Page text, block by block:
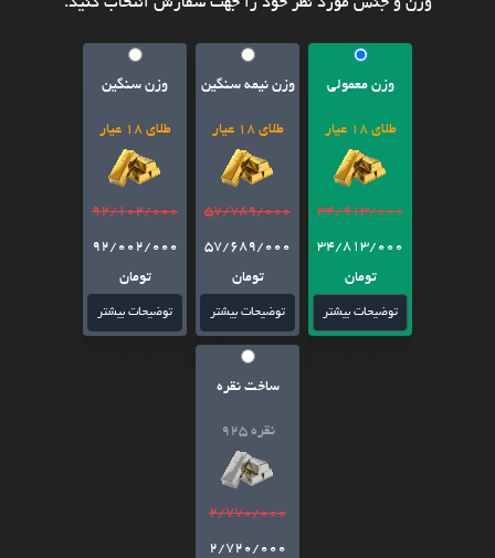
وزن معمولی
طلای 18 عیار
34/913/000
34/813/000
تومان
توضیحات بیشتر
وزن نیمه سنگین
طلای 18 عیار
57/789/000
57/689/000
تومان
توضیحات بیشتر
وزن سنگین
طلای 18 عیار
92/102/000
92/002/000
تومان
توضیحات بیشتر
ساخت نقره
نقره 925
2/770/000
2/720/000